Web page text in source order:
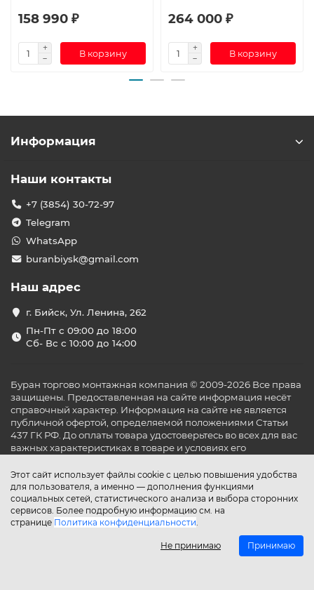
158 990 ₽
В корзину
264 000 ₽
В корзину
Этот сайт использует файлы cookie с целью повышения удобства
для пользователя, а именно — дополнения функциями
социальных сетей, статистического анализа и выбора сторонних
сервисов. Более подробную информацию см. на
странице Политика конфиденциальности.
Не принимаю Принимаю
Информация
Наши контакты
+7 (3854) 30-72-97
Telegram
WhatsApp
buranbiysk@gmail.com
Наш адрес
г. Бийск, Ул. Ленина, 262
Пн-Пт с 09:00 до 18:00
Сб- Вс с 10:00 до 14:00
Буран торгово монтажная компания © 2009-2026 Все права
защищены. Предоставленная на сайте информация несёт
справочный характер. Информация на сайте не является
публичной офертой, определяемой положениями Статьи
437 ГК РФ. До оплаты товара удостоверьтесь во всех для вас
важных характеристиках в товаре и условиях его